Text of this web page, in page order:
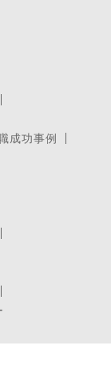
成功事例